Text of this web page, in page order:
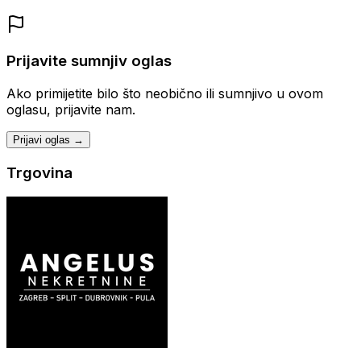
Prijavite sumnjiv oglas
Ako primijetite bilo što neobično ili sumnjivo u ovom
oglasu, prijavite nam.
Prijavi oglas →
Trgovina